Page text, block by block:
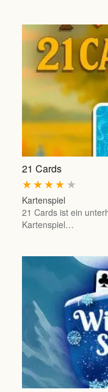
21 Cards
★
★
★
★
★
Kartenspiel
21 Cards ist ein
Kartenspiel…